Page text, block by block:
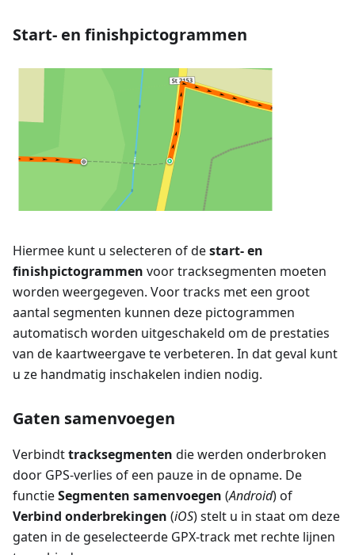
Start- en finishpictogrammen
Hiermee kunt u selecteren of destart- en
finishpictogrammen voor tracksegmenten moeten
worden weergegeven. Voor tracks met een groot
aantal segmenten kunnen deze pictogrammen
automatisch worden uitgeschakeld om de prestaties
van de kaartweergave te verbeteren. In dat geval kunt
u ze handmatig inschakelen indien nodig.
Gaten samenvoegen
Verbindttracksegmenten die werden onderbroken
door GPS-verlies of een pauze in de opname. De
functieSegmenten samenvoegen (Android) of
Verbind onderbrekingen (iOS) stelt u in staat om deze
gaten in de geselecteerde GPX-track met rechte lijnen